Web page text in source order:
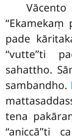
‘‘Ekamekaṃ
pade
‘‘vutte’’ti
sahattho.
sambandho.
tena